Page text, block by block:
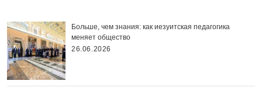
Больше, чем знания: как иезуитская педагогика
меняет общество
26.06.2026